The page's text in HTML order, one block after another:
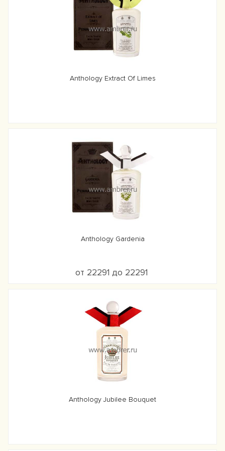
Anthology Extract Of Limes
Anthology Gardenia
от 22291 до 22291
Anthology Jubilee Bouquet